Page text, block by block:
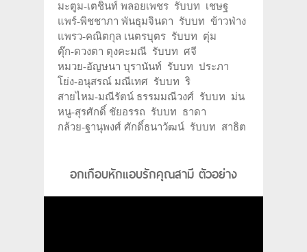
มะตูม-เตชินท์ พลอยเพชร รับบท เชษฐ
แพร์-พิชชาภา พันธุมจินดา รับบท ข้าวฟ่าง
แพรว-คณิตกุล เนตรบุตร รับบท ตุ่ม
ตุ๊ก-ดวงตา ตุงคะมณี รับบท ศจี
หมวย-อัญษนา บุรานันท์ รับบท ประภา
โย่ง-อนุสรณ์ มณีเทศ รับบท ริ
สายไหม-มณีรัตน์ ธรรมมณีวงศ์ รับบท ม่น
หนู-สุรศักดิ์ ชัยอรรถ รับบท ธาดา
กล้วย-ฐานุพงศ์ ศักดิ์ธนาวัฒน์ รับบท สาธิต
อกเกือบหักแอบรักคุณสามี ตัวอย่าง